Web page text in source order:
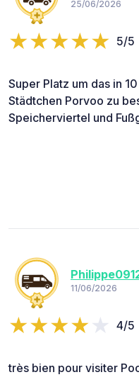
25/06/2026
5/5
Super Platz um das in
Städtchen Porvoo zu
Speicherviertel und
11/06/2026
4/5
très bien pour visiter